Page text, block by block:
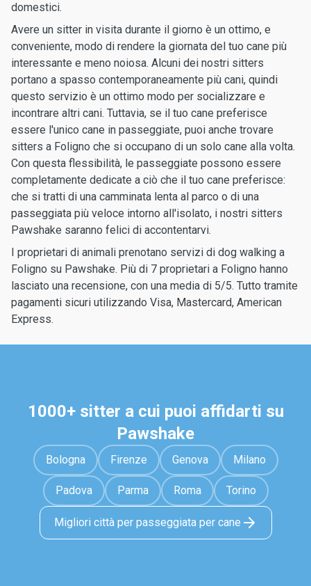
domestici.
Avere un sitter in visita durante il giorno è un ottimo, e
conveniente, modo di rendere la giornata del tuo cane più
interessante e meno noiosa. Alcuni dei nostri sitters
portano a spasso contemporaneamente più cani, quindi
questo servizio è un ottimo modo per socializzare e
incontrare altri cani. Tuttavia, se il tuo cane preferisce
essere l'unico cane in passeggiate, puoi anche trovare
sitters a Foligno che si occupano di un solo cane alla volta.
Con questa flessibilità, le passeggiate possono essere
completamente dedicate a ciò che il tuo cane preferisce:
che si tratti di una camminata lenta al parco o di una
passeggiata più veloce intorno all'isolato, i nostri sitters
Pawshake saranno felici di accontentarvi.
I proprietari di animali prenotano servizi di dog walking a
Foligno su Pawshake. Più di 7 proprietari a Foligno hanno
lasciato una recensione, con una media di 5/5. Tutto tramite
pagamenti sicuri utilizzando Visa, Mastercard, American
Express.
1000+ sitter a cui puoi affidarti su
Pawshake
Bologna Firenze Genova Milano
Padova Parma Roma Torino
Migliori città per passeggiata per cane